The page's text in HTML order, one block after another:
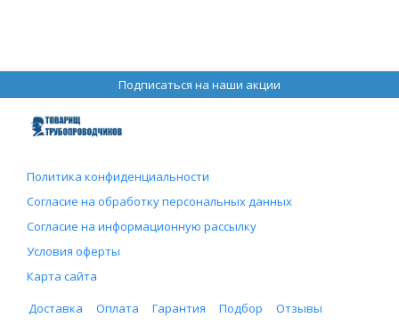
Подписаться на наши акции
Политика конфиденциальности
Согласие на обработку персональных данных
Согласие на информационную рассылку
Условия оферты
Карта сайта
Доставка
Оплата Гарантия Подбор
Отзывы